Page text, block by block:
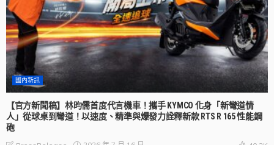
國內新訊
【官方新聞稿】林昀儒首度代言機車！攜手 KYMCO 化身「新彎道情
人」從球桌到彎道！以速度、精準與爆發力詮釋新款 RTS R 165 性能鋼
砲